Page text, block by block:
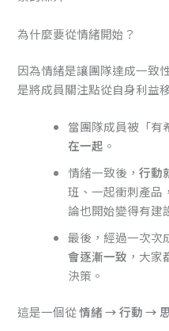
為什麼要從情緒開始？
因為情緒是讓團隊達成一致
是將成員關注點從自身利益
當團隊成員被「有
在一起 。
情緒一致後，行動
班、一起衝刺產品
論也開始變得有建
最後，經過一次次
會逐漸一致 ，大
決策。
這是一個從情緒 → 行動 →